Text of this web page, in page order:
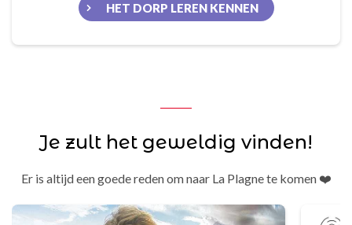
HET DORP LEREN KENNEN
Je zult het geweldig vinden!
Er is altijd een goede reden om naar La Plagne te komen ❤️